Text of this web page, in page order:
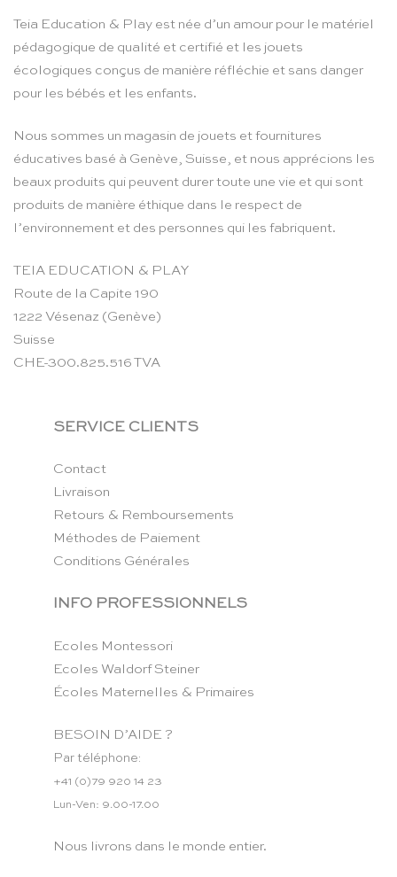
Teia Education & Play est née d’un amour pour le matériel
pédagogique de qualité et certifié et les jouets
écologiques conçus de manière réfléchie et sans danger
pour les bébés et les enfants.
Nous sommes un magasin de jouets et fournitures
éducatives basé à Genève, Suisse, et nous apprécions les
beaux produits qui peuvent durer toute une vie et qui sont
produits de manière éthique dans le respect de
l’environnement et des personnes qui les fabriquent.
TEIA EDUCATION & PLAY
Route de la Capite 190
1222 Vésenaz (Genève)
Suisse
CHE-300.825.516 TVA
SERVICE CLIENTS
Contact
Livraison
Retours & Remboursements
Méthodes de Paiement
Conditions Générales
INFO PROFESSIONNELS
Ecoles Montessori
Ecoles Waldorf Steiner
Écoles Maternelles & Primaires
BESOIN D’AIDE ?
Par téléphone:
+41 (0)79 920 14 23
Lun-Ven: 9.00-17.00
Nous livrons dans le monde entier.